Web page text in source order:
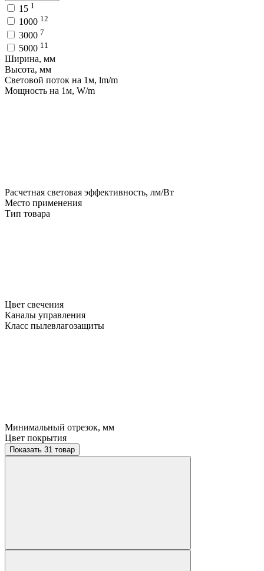
15 1
1000 12
3000 7
5000 11
Ширина, мм
Высота, мм
Световой поток на 1м, lm/m
Мощность на 1м, W/m
Расчетная световая эффективность, лм/Вт
Место применения
Тип товара
Цвет свечения
Каналы управления
Класс пылевлагозащиты
Минимальный отрезок, мм
Цвет покрытия
Показать 31 товар